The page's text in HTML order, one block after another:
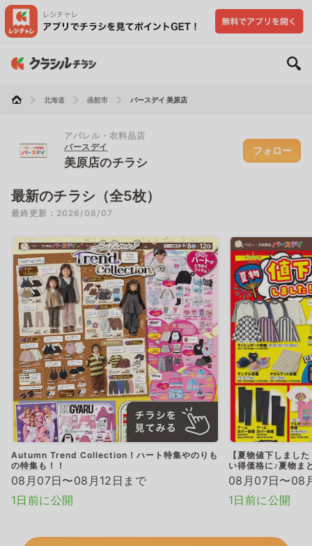
北海道 函館市 バースデイ 美原店
アパレル・衣料品店
バースデイ
美原店のチラシ
フォロー
最新のチラシ（全5枚）
最終更新：2026/08/07
Autumn Trend Collection！ハート特集やのりも
の特集も！！
08月07日〜08月12日まで
1日前に公開
【夏物値下しまし
い得価格に♪夏物ま
08月07日〜08
1日前に公開